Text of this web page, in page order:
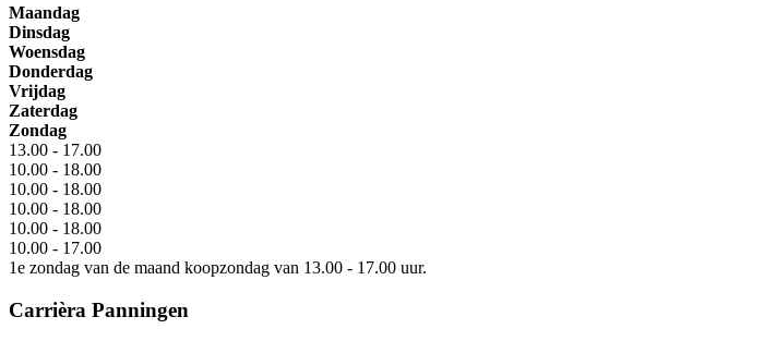
Maandag
Dinsdag
Woensdag
Donderdag
Vrijdag
Zaterdag
Zondag
13.00 - 17.00
10.00 - 18.00
10.00 - 18.00
10.00 - 18.00
10.00 - 18.00
10.00 - 17.00
1e zondag van de maand koopzondag van 13.00 - 17.00 uur.
Carrièra Panningen